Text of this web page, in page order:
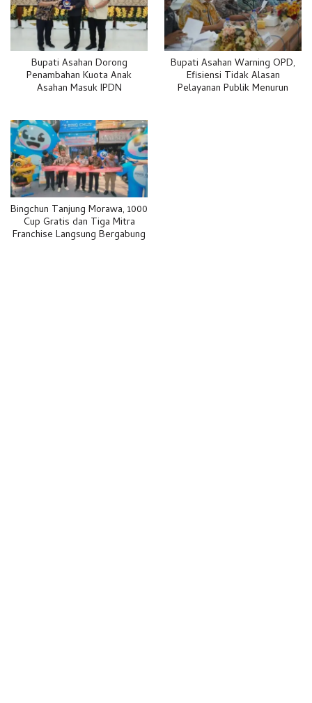
Bupati Asahan Dorong
Penambahan Kuota Anak
Asahan Masuk IPDN
Bupati Asahan Warning OPD,
Efisiensi Tidak Alasan
Pelayanan Publik Menurun
Bingchun Tanjung Morawa, 1000
Cup Gratis dan Tiga Mitra
Franchise Langsung Bergabung